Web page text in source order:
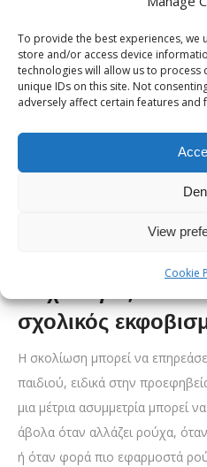
To provide the best experiences, we
store and/or access device
technologies will allow us to
unique IDs on this site. Not
adversely affect certain features and
View
Cookie
αυτόν, μπορεί να το κάνει με
όμως να πιεστεί να εξηγήσει
εκπαιδευτικοί μπορούν να
κατανόηση σε περιόδους
αντιμετώπιση τυχόν
Κηδεμόνας σκολίωσης: Πώς
σχολικός
Η σκολίωση μπορεί να
παιδιού, ειδικά στην
μια μέτρια ασυμμετρία μπορεί
άβολα όταν αλλάζει ρούχα,
ή όταν φορά πιο εφαρμοστά